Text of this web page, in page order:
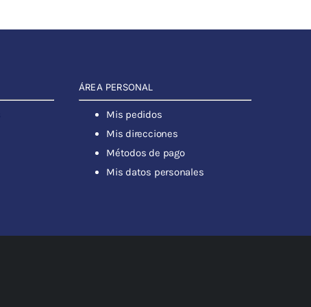
ÁREA PERSONAL
Mis pedidos
Mis direcciones
Métodos de pago
Mis datos personales